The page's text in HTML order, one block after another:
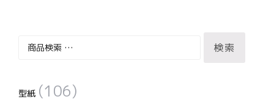
象:
検索
型紙 (106)